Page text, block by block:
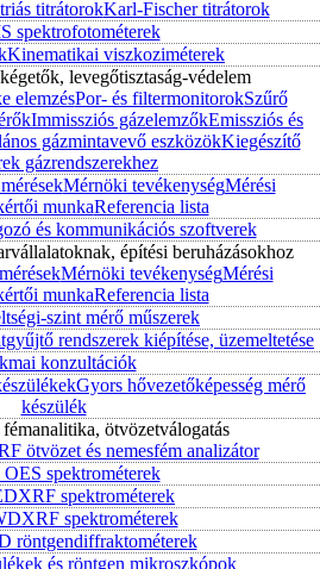
titrátorokKarl-Fischer titrátorok
spektrofotométerek
Kinematikai viszkoziméterek
levegőtisztaság-védelem
elemzésPor- és filtermonitorokSzűrő
Immissziós gázelemzőkEmissziós és
gázmintavevő eszközökKiegészítő
gázrendszerekhez
Mérnöki tevékenységMérési
munkaReferencia lista
és kommunikációs szoftverek
építési beruházásokhoz
Mérnöki tevékenységMérési
munkaReferencia lista
szint mérő műszerek
rendszerek kiépítése, üzemeltetése
konzultációk
Gyors hővezetőképesség mérő
készülék
ötvözetválogatás
ötvözet és nemesfém analizátor
spektrométerek
spektrométerek
spektrométerek
röntgendiffraktométerek
és röntgen mikroszkópok